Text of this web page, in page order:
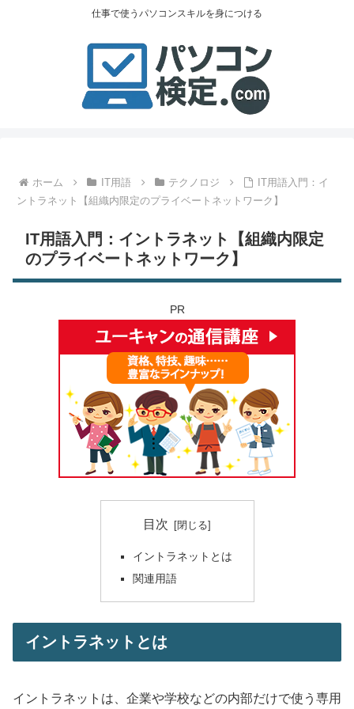
仕事で使うパソコンスキルを身につける
ホーム IT用語 テクノロジ
IT用語入門：イ
ントラネット【組織内限定のプライベートネットワーク】
IT用語入門：イントラネット【組織内限定
のプライベートネットワーク】
PR
目次
イントラネットとは
関連用語
イントラネットとは
イントラネットは、企業や学校などの内部だけで使う専用